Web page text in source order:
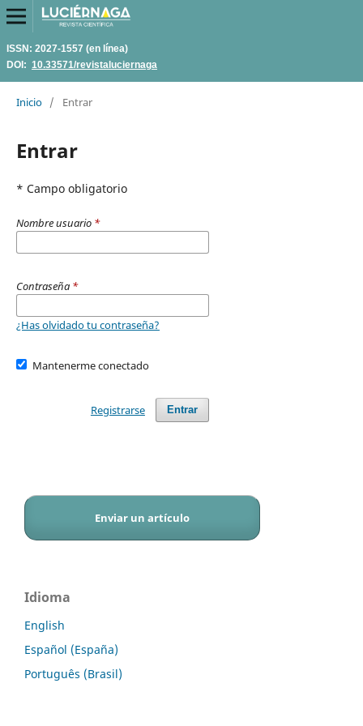
ISSN: 2027-1557 (en línea)
DOI: 10.33571/revistaluciernaga
Inicio / Entrar
Entrar
* Campo obligatorio
Nombre usuario *
Contraseña *
¿Has olvidado tu contraseña?
Mantenerme conectado
Entrar
Registrarse
Enviar un artículo
Idioma
English
Español (España)
Português (Brasil)